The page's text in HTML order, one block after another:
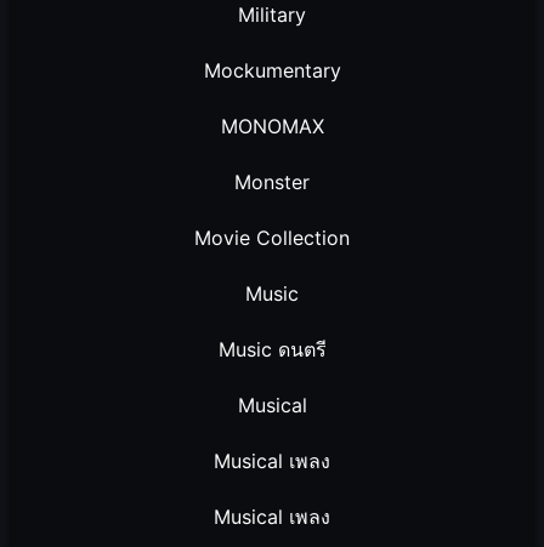
Military
Mockumentary
MONOMAX
Monster
Movie Collection
Music
Music ดนตรี
Musical
Musical เพลง
Musical เพลง